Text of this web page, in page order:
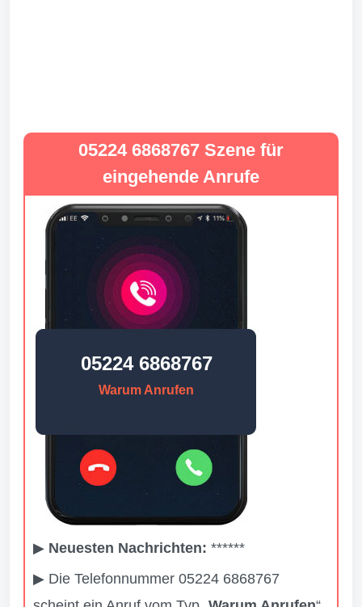
05224 6868767 Szene für
eingehende Anrufe
05224 6868767
Warum Anrufen
▶ Neuesten Nachrichten: ******
▶ Die Telefonnummer 05224 6868767